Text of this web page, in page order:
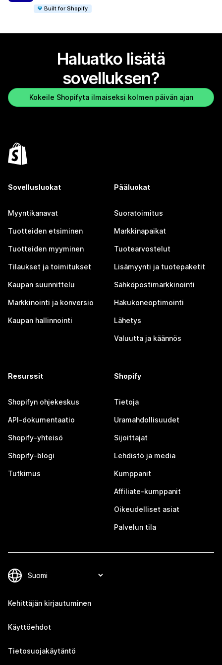
Built for Shopify
Haluatko lisätä
sovelluksen?
Kokeile Shopifyta ilmaiseksi kolmen päivän ajan
Sovellusluokat
Myyntikanavat
Tuotteiden etsiminen
Tuotteiden myyminen
Tilaukset ja toimitukset
Kaupan suunnittelu
Markkinointi ja konversio
Kaupan hallinnointi
Pääluokat
Suoratoimitus
Markkinapaikat
Tuotearvostelut
Lisämyynti ja tuotepaketit
Sähköpostimarkkinointi
Hakukoneoptimointi
Lähetys
Valuutta ja käännös
Resurssit
Shopifyn ohjekeskus
API-dokumentaatio
Shopify-yhteisö
Shopify-blogi
Tutkimus
Shopify
Tietoja
Uramahdollisuudet
Sijoittajat
Lehdistö ja media
Kumppanit
Affiliate-kumppanit
Oikeudelliset asiat
Palvelun tila
Kehittäjän kirjautuminen
Käyttöehdot
Tietosuojakäytäntö